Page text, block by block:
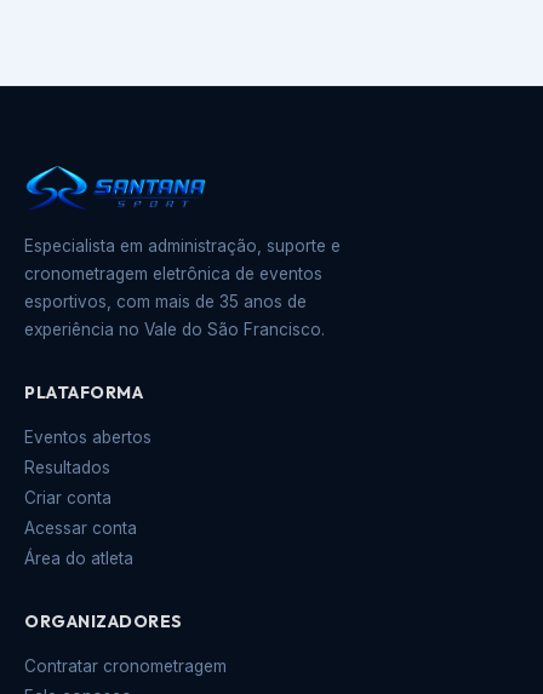
Especialista em administração, suporte e
cronometragem eletrônica de eventos
esportivos, com mais de 35 anos de
experiência no Vale do São Francisco.
PLATAFORMA
Eventos abertos
Resultados
Criar conta
Acessar conta
Área do atleta
ORGANIZADORES
Contratar cronometragem